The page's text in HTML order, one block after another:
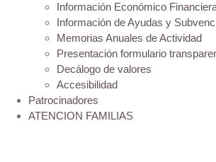
Información Económico
Información de Ayudas y
Memorias Anuales de Actividad
Presentación formulario
Decálogo de valores
Accesibilidad
Patrocinadores
ATENCION FAMILIAS